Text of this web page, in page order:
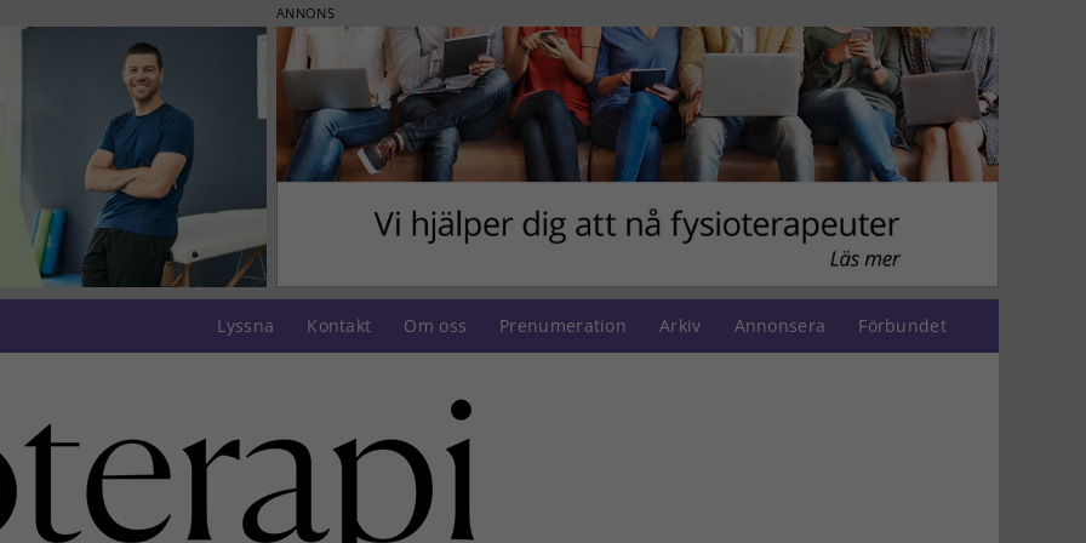
ANNONS
Lyssna Kontakt Om oss Prenumeration Arkiv Annonsera Förbundet